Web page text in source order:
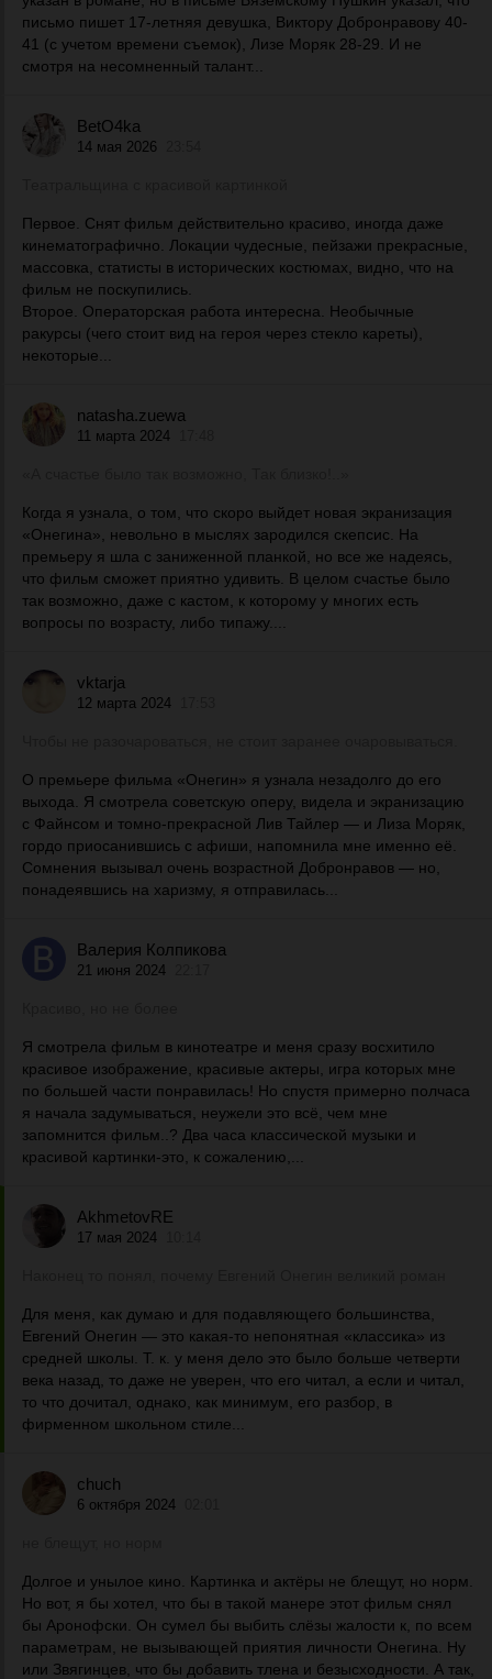
письмо пишет 17-летняя девушка, Виктору Добронравову 40-
41 (с учетом времени съемок), Лизе Моряк 28-29. И не
смотря на несомненный талант...
BetO4ka
14 мая 2026
Первое. Снят фильм действительно красиво, иногда даже
кинематографично. Локации чудесные, пейзажи прекрасные,
массовка, статисты в исторических костюмах, видно, что на
фильм не поскупились.
Второе. Операторская работа интересна. Необычные
ракурсы (чего стоит вид на героя через стекло кареты),
некоторые...
natasha.zuewa
11 марта 2024
Когда я узнала, о том, что скоро выйдет новая экранизация
«Онегина», невольно в мыслях зародился скепсис. На
премьеру я шла с заниженной планкой, но все же надеясь,
что фильм сможет приятно удивить. В целом счастье было
так возможно, даже с кастом, к которому у многих есть
вопросы по возрасту, либо типажу....
vktarja
12 марта 2024
О премьере фильма «Онегин» я узнала незадолго до его
выхода. Я смотрела советскую оперу, видела и экранизацию
с Файнсом и томно-прекрасной Лив Тайлер — и Лиза Моряк,
гордо приосанившись с афиши, напомнила мне именно её.
Сомнения вызывал очень возрастной Добронравов — но,
понадеявшись на харизму, я отправилась...
Валерия Колпикова
21 июня 2024
Я смотрела фильм в кинотеатре и меня сразу восхитило
красивое изображение, красивые актеры, игра которых мне
по большей части понравилась! Но спустя примерно полчаса
я начала задумываться, неужели это всё, чем мне
запомнится фильм..? Два часа классической музыки и
красивой картинки-это, к сожалению,...
AkhmetovRE
17 мая 2024
Для меня, как думаю и для подавляющего большинства,
Евгений Онегин — это какая-то непонятная «классика» из
средней школы. Т. к. у меня дело это было больше четверти
века назад, то даже не уверен, что его читал, а если и читал,
то что дочитал, однако, как минимум, его разбор, в
фирменном школьном стиле...
chuch
6 октября 2024
Долгое и унылое кино. Картинка и актёры не блещут, но норм.
Но вот, я бы хотел, что бы в такой манере этот фильм снял
бы Аронофски. Он сумел бы выбить слёзы жалости к, по всем
параметрам, не вызывающей приятия личности Онегина. Ну
или Звягинцев, что бы добавить тлена и безысходности. А так,